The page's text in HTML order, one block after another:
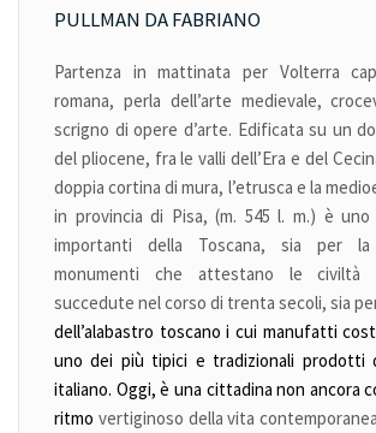
PULLMAN DA FABRIANO
Partenza in mattinata per Volterra
romana, perla dell’arte medievale,
scrigno di opere d’arte. Edificata su un
del pliocene, fra le valli dell’Era e del
doppia cortina di mura, l’etrusca e la
in provincia di Pisa, (m. 545 l. m.) è
importanti della Toscana, sia per
monumenti che attestano le
succedute nel corso di trenta secoli, sia
dell’alabastro toscano i cui manufatti
uno dei più tipici e tradizionali prodotti
italiano. Oggi, è una cittadina non ancora
ritmo vertiginoso della vita